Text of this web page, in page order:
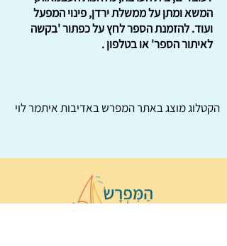
המשא ומתן על ממשלת ירדן, פינוי המפעל
ועוד. להזמנת הספר לחץ על כפתור 'בקשה
לאיתור הספר' או בטלפון .
הקטלוג מוצג באתרהמפרשבאדיבות איתמר לוי